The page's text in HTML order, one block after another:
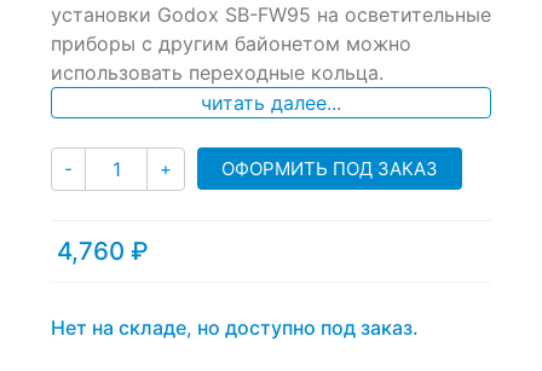
установки Godox SB-FW95 на осветительные
приборы с другим байонетом можно
использовать переходные кольца.
читать далее...
- Количество
+ ОФОРМИТЬ ПОД ЗАКАЗ
4,760 ₽
Нет на складе, но доступно под заказ.